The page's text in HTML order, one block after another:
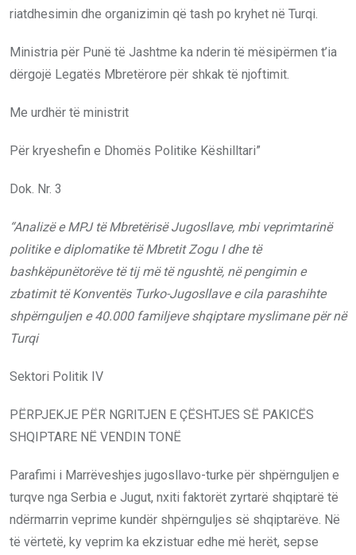
riatdhesimin dhe organizimin që tash po kryhet në Turqi.
Ministria për Punë të Jashtme ka nderin të mësipërmen t’ia
dërgojë Legatës Mbretërore për shkak të njoftimit.
Me urdhër të ministrit
Për kryeshefin e Dhomës Politike Këshilltari”
Dok. Nr. 3
“Analizë e MPJ të Mbretërisë Jugosllave, mbi veprimtarinë
politike e diplomatike të Mbretit Zogu I dhe të
bashkëpunëtorëve të tij më të ngushtë, në pengimin e
zbatimit të Konventës Turko-Jugosllave e cila parashihte
shpërnguljen e 40.000 familjeve shqiptare myslimane për në
Turqi
Sektori Politik IV
PËRPJEKJE PËR NGRITJEN E ÇËSHTJES SË PAKICËS
SHQIPTARE NË VENDIN TONË
Parafimi i Marrëveshjes jugosllavo-turke për shpërnguljen e
turqve nga Serbia e Jugut, nxiti faktorët zyrtarë shqiptarë të
ndërmarrin veprime kundër shpërnguljes së shqiptarëve. Në
të vërtetë, ky veprim ka ekzistuar edhe më herët, sepse